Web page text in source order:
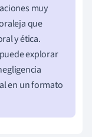
muy
que
y ética.
explorar
en un formato